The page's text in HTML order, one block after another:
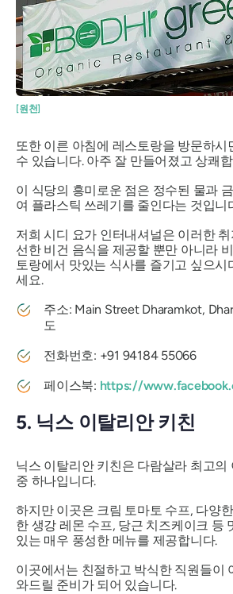
[원천]
또한 이른 아침에 레스토랑을 방문하시
수 있습니다. 아주 잘 만들어졌고 상쾌
이 식당의 흥미로운 점은 정수된 물과
여 플라스틱 쓰레기를 줄인다는 것입니
저희 시디 요가 인터내셔널은 이러한
선한 비건 음식을 제공할 뿐만 아니라
토랑에서 맛있는 식사를 즐기고 싶으시
세요.
주소: Main Street Dharamkot,
도
전화번호: +91 94184 55066
페이스북: https://
5. 닉스 이탈리안 키친
닉스 이탈리안 키친은 다람살라 최고의
중 하나입니다.
하지만 이곳은 크림 토마토 수프, 다양
한 생강 레몬 수프, 당근 치즈케이크 등
있는 매우 풍성한 메뉴를 제공합니다.
이곳에서는 친절하고 박식한 직원들이
와드릴 준비가 되어 있습니다.